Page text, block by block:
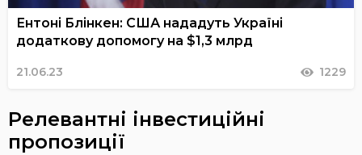
Ентоні Блінкен: США нададуть Україні
додаткову допомогу на $1,3 млрд
21.06.23 1229
Релевантні інвестиційні
пропозиції